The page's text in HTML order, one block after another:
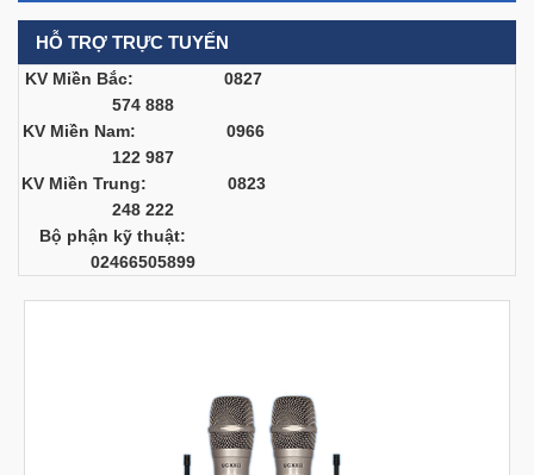
HỖ TRỢ TRỰC TUYẾN
KV Miền Bắc: 0827
574 888
KV Miền Nam: 0966
122 987
KV Miền Trung: 0823
248 222
Bộ phận kỹ thuật:
02466505899